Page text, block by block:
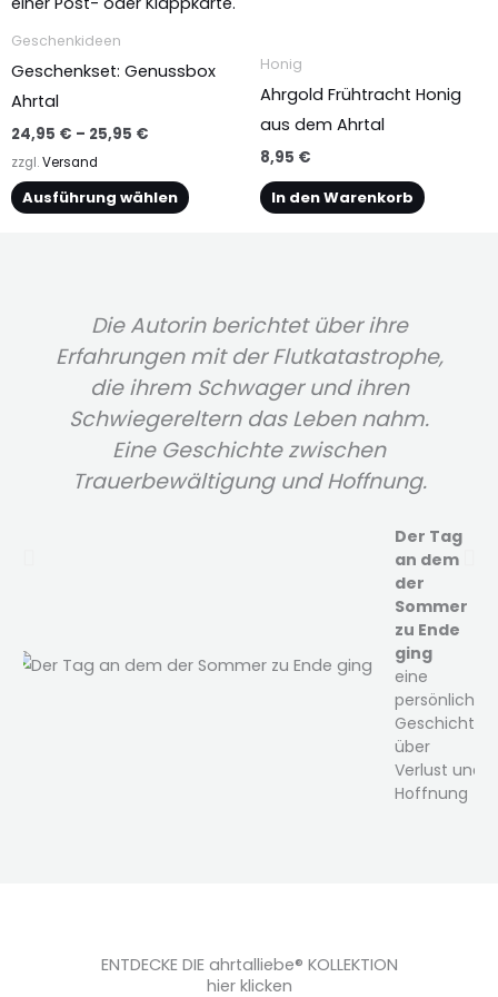
Geschenkideen
Geschenkset: Genussbox
Ahrtal
24,95 € – 25,95 €
zzgl.Versand
Ausführung wählen
können
auf
der
Produktseite
gewählt
werden
Honig
Ahrgold Frühtracht Honig
aus dem Ahrtal
8,95 €
In den Warenkorb
Die Autorin berichtet über ihre
Erfahrungen mit der Flutkatastrophe,
die ihrem Schwager und ihren
Schwiegereltern das Leben nahm.
Eine Geschichte zwischen
Trauerbewältigung und Hoffnung.
Der Tag
an dem
der
Sommer
zu Ende
ging
eine
persönliche
Geschichte
über
Verlust und
Hoffnung
ENTDECKE DIE ahrtalliebe® KOLLEKTION
hier klicken